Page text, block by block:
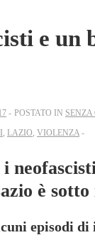
e un
POSTATO IN SENZA
LAZIO VIOLENZA
è sotto
episodi